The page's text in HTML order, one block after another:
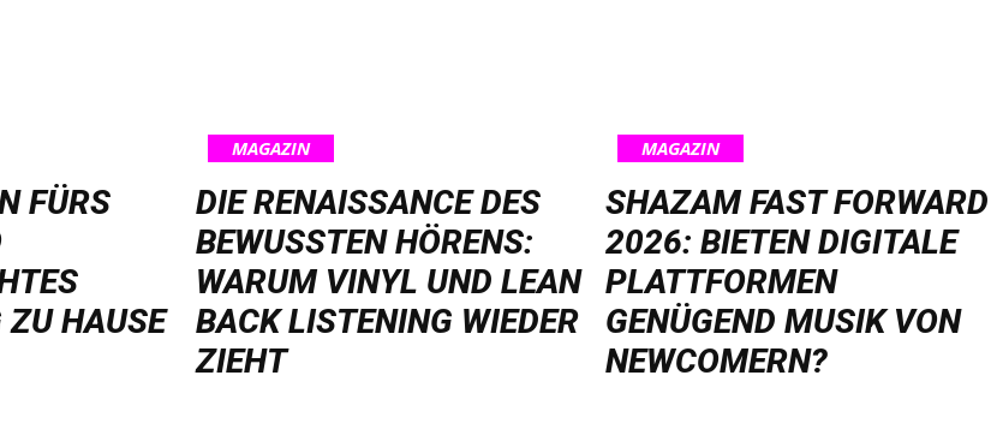
FÜRS
ZU HAUSE
MAGAZIN
DIE RENAISSANCE DES
BEWUSSTEN HÖRENS:
WARUM VINYL UND LEAN
BACK LISTENING WIEDER
ZIEHT
MAGAZIN
SHAZAM FAST FORWARD
2026: BIETEN DIGITALE
PLATTFORMEN
GENÜGEND MUSIK VON
NEWCOMERN?